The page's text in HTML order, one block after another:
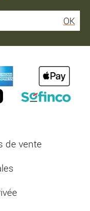
OK
de vente